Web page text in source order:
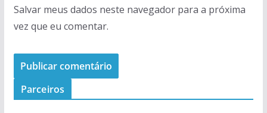
Salvar meus dados neste navegador para a próxima
vez que eu comentar.
Parceiros